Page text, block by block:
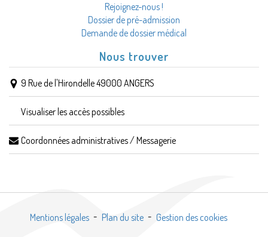
Rejoignez-nous !
Dossier de pré-admission
Demande de dossier médical
Nous trouver
9 Rue de l'Hirondelle 49000 ANGERS
Visualiser les accès possibles
Coordonnées administratives / Messagerie
Mentions légales Plan du site Gestion des cookies